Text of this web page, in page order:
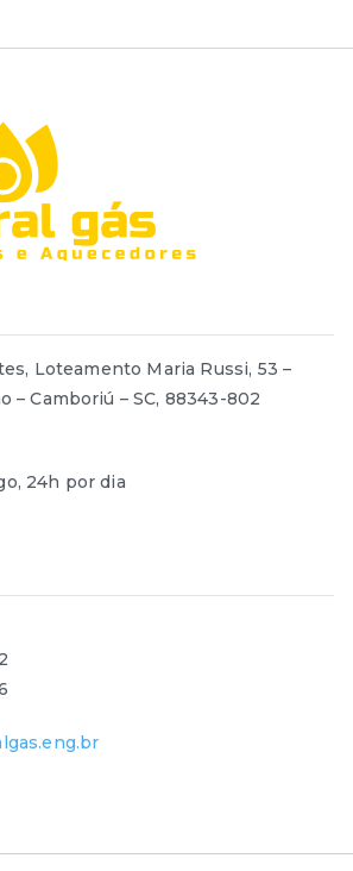
Loteamento Maria Russi, 53 –
– Camboriú – SC, 88343-802
24h por dia